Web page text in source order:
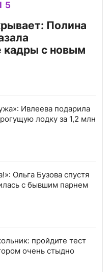
5
Полина
кадры с новым
Ивлеева подарила
лодку за 1,2 млн
Ольга Бузова спустя
с бывшим парнем
пройдите тест
очень стыдно